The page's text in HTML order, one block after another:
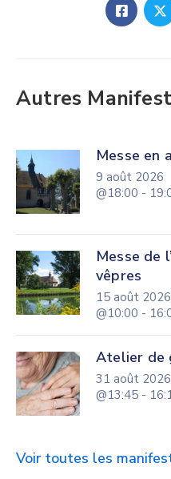
Autres
Messe en
9 août 2026
@18:00 -
Messe de
vêpres
15 août 2026
@10:00 -
Atelier de
31 août 2026
@13:45 -
Voir toutes les